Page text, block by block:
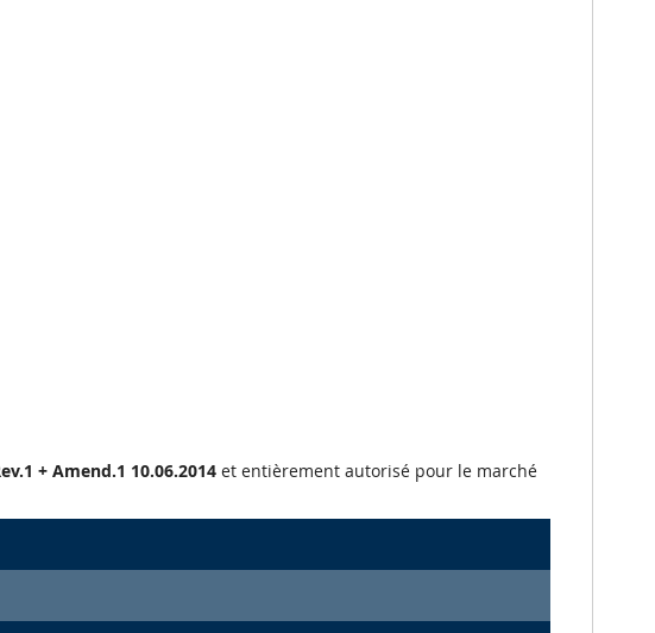
+ Amend.1 10.06.2014 et entièrement autorisé pour le marché